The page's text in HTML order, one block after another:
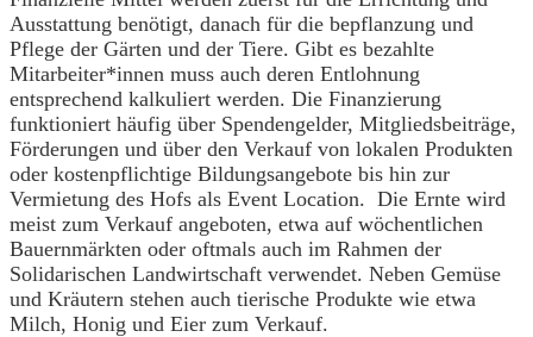
Ausstattung benötigt, danach für die bepflanzung und
Pflege der Gärten und der Tiere. Gibt es bezahlte
Mitarbeiter*innen muss auch deren Entlohnung
entsprechend kalkuliert werden. Die Finanzierung
funktioniert häufig über Spendengelder, Mitgliedsbeiträge,
Förderungen und über den Verkauf von lokalen Produkten
oder kostenpflichtige Bildungsangebote bis hin zur
Vermietung des Hofs als Event Location. Die Ernte wird
meist zum Verkauf angeboten, etwa auf wöchentlichen
Bauernmärkten oder oftmals auch im Rahmen der
Solidarischen Landwirtschaft verwendet. Neben Gemüse
und Kräutern stehen auch tierische Produkte wie etwa
Milch, Honig und Eier zum Verkauf.